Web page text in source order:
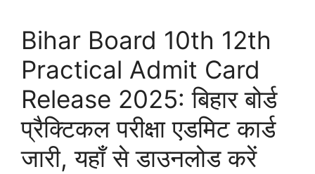
Bihar Board 10th 12th
Practical Admit Card
Release 2025: बिहार बोर्ड
प्रैक्टिकल परीक्षा एडमिट कार्ड
जारी, यहाँ से डाउनलोड करें